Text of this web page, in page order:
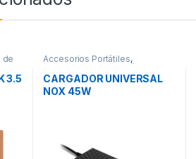
de
3.5
Accesorios Portátiles,
Cargadores para Portátiles
Conectividad
CARGADOR UNIVERSAL
NOX 45W